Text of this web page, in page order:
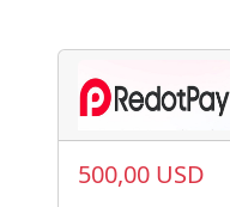
500,00 USD